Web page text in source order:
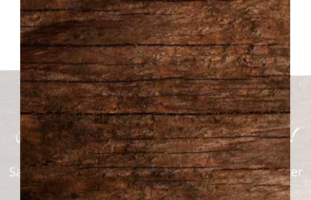
Créez votre menu maintenant!
Savourez nos délicieux plats préparés sans quitter
votre maison ! Commandez en ligne dès